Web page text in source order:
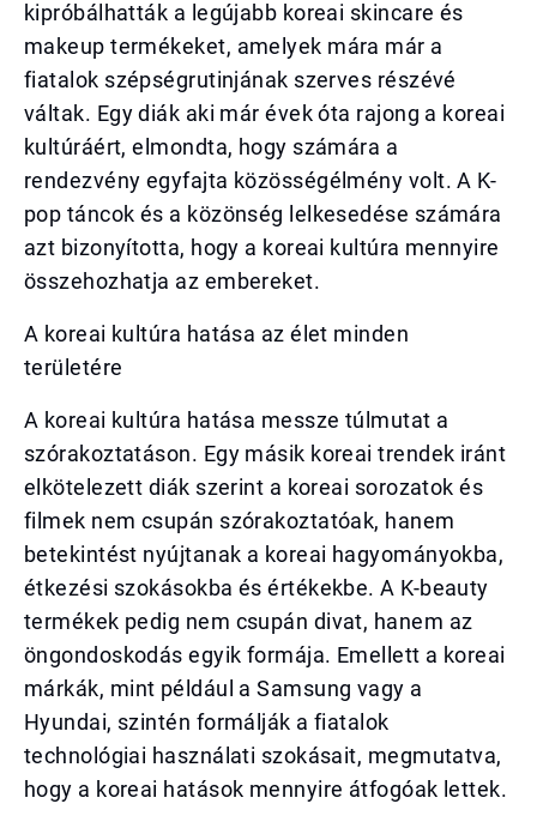
kipróbálhatták a legújabb koreai skincare és
makeup termékeket, amelyek mára már a
fiatalok szépségrutinjának szerves részévé
váltak. Egy diák aki már évek óta rajong a koreai
kultúráért, elmondta, hogy számára a
rendezvény egyfajta közösségélmény volt. A K-
pop táncok és a közönség lelkesedése számára
azt bizonyította, hogy a koreai kultúra mennyire
összehozhatja az embereket.
A koreai kultúra hatása az élet minden
területére
A koreai kultúra hatása messze túlmutat a
szórakoztatáson. Egy másik koreai trendek iránt
elkötelezett diák szerint a koreai sorozatok és
filmek nem csupán szórakoztatóak, hanem
betekintést nyújtanak a koreai hagyományokba,
étkezési szokásokba és értékekbe. A K-beauty
termékek pedig nem csupán divat, hanem az
öngondoskodás egyik formája. Emellett a koreai
márkák, mint például a Samsung vagy a
Hyundai, szintén formálják a fiatalok
technológiai használati szokásait, megmutatva,
hogy a koreai hatások mennyire átfogóak lettek.